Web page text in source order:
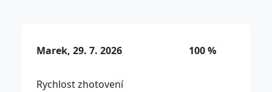
Marek, 29. 7. 2026 100 %
Rychlost zhotovení